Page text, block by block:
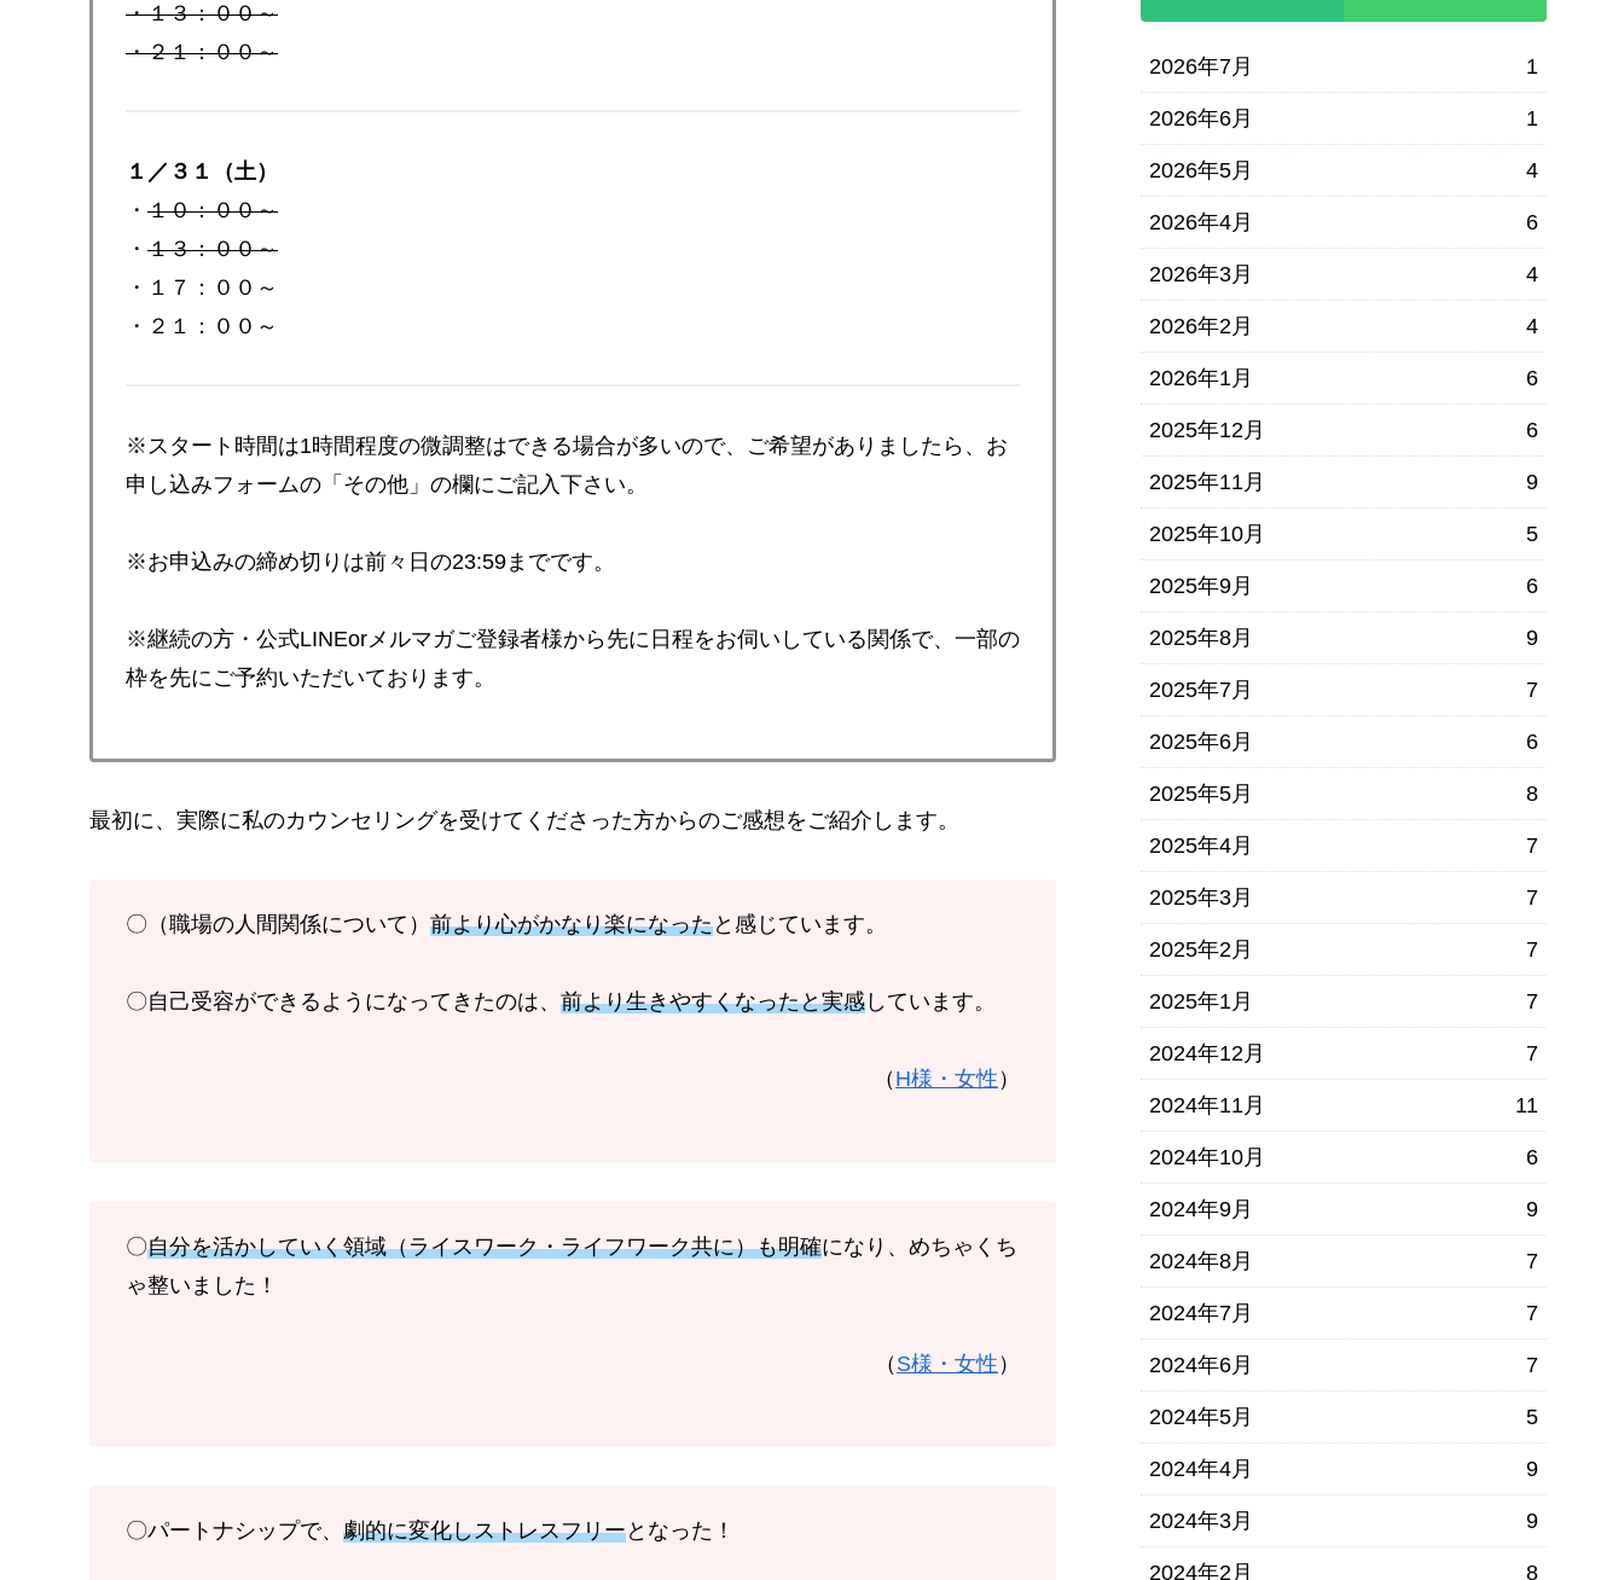
・１３：００～
・２１：００～
１／３１（土）
・ １０：００～
・ １３：００～
・１７：００～
・２１：００～
※スタート時間は1時間程度の微調整はできる場合が多いので、ご希望がありましたら、お
申し込みフォームの「その他」の欄にご記入下さい。
※お申込みの締め切りは前々日の23:59までです。
※継続の方・公式LINEorメルマガご登録者様から先に日程をお伺いしている関係で、一部の
枠を先にご予約いただいております。
最初に、実際に私のカウンセリングを受けてくださった方からのご感想をご紹介します。
〇（職場の人間関係について） 前より心がかなり楽になったと感じています。
〇自己受容ができるようになってきたのは、 前より生きやすくなったと実感 しています。
（ H様・女性 ）
〇自分を活かしていく領域（ライスワーク・ライフワーク共に）も明確になり、めちゃくち
ゃ整いました！
（ S様・女性 ）
〇パートナシップで、 劇的に変化しストレスフリーとなった！
2026年7月 1
2026年6月 1
2026年5月 4
2026年4月 6
2026年3月 4
2026年2月 4
2026年1月 6
2025年12月 6
2025年11月 9
2025年10月 5
2025年9月 6
2025年8月 9
2025年7月 7
2025年6月 6
2025年5月 8
2025年4月 7
2025年3月 7
2025年2月 7
2025年1月 7
2024年12月 7
2024年11月 11
2024年10月 6
2024年9月 9
2024年8月 7
2024年7月 7
2024年6月 7
2024年5月 5
2024年4月 9
2024年3月 9
2024年2月 8